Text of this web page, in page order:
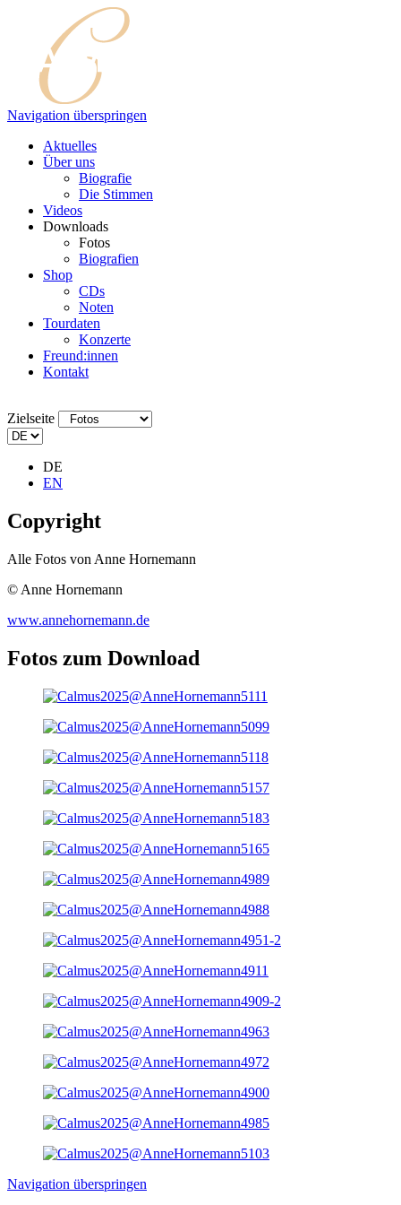
Navigation überspringen
Aktuelles
Über uns
Biografie
Die Stimmen
Videos
Downloads
Fotos
Biografien
Shop
CDs
Noten
Tourdaten
Konzerte
Freund:innen
Kontakt
Zielseite
DE
EN
Copyright
Alle Fotos von Anne Hornemann
© Anne Hornemann
www.annehornemann.de
Fotos zum Download
Navigation überspringen